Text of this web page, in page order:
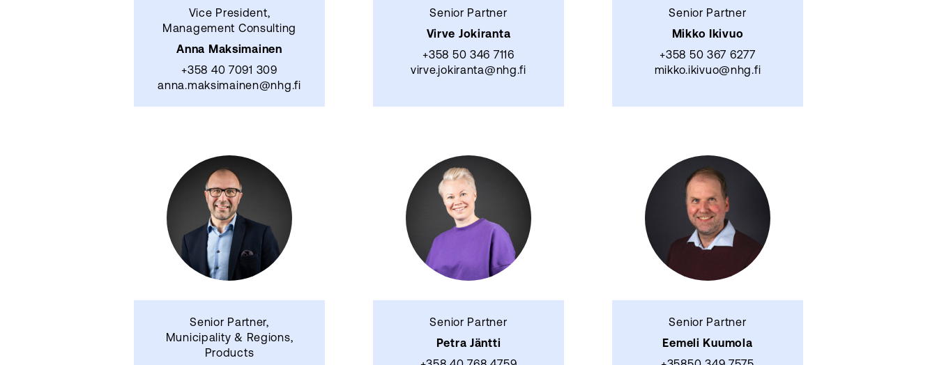
Vice President,
Management Consulting
Anna Maksimainen
+358 40 7091 309
anna.maksimainen@nhg.fi
Senior Partner
Virve Jokiranta
+358 50 346 7116
virve.jokiranta@nhg.fi
Senior Partner
Mikko Ikivuo
+358 50 367 6277
mikko.ikivuo@nhg.fi
Senior Partner,
Municipality & Regions,
Products
Senior Partner
Petra Jäntti
Senior Partner
Eemeli Kuumola